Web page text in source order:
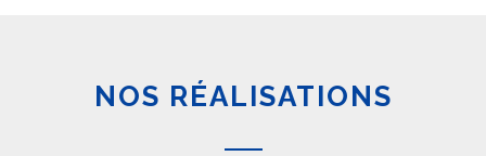
NOS RÉALISATIONS